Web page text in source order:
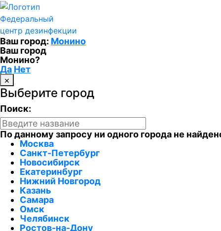
Федеральный
центр дезинфекции
Ваш город: Монино
Ваш город
Монино?
Да Нет
×
Выберите город
Поиск:
По данному запросу ни одного города не
Москва
Санкт-Петербург
Новосибирск
Екатеринбург
Нижний Новгород
Казань
Самара
Омск
Челябинск
Ростов-на-Дону